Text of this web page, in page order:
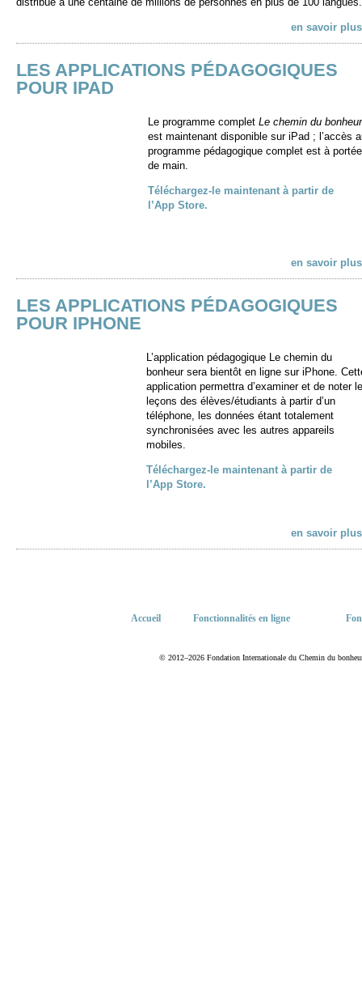
en savoir
LES APPLICATIONS PÉDAGOGIQUES
POUR IPAD
Le programme complet Le chemin du bonheur
est maintenant disponible sur iPad ; l’accès
programme pédagogique complet est à portée
de main.
Téléchargez-le maintenant à partir de
l’App Store.
en savoir
LES APPLICATIONS PÉDAGOGIQUES
POUR IPHONE
L’application pédagogique Le chemin du
bonheur sera bientôt en ligne sur iPhone.
application permettra d’examiner et de noter
leçons des élèves/étudiants à partir d’un
téléphone, les données étant totalement
synchronisées avec les autres appareils
mobiles.
Téléchargez-le maintenant à partir de
l’App Store.
en savoir
Accueil Fonctionnalités en ligne
© 2012–2026 Fondation Internationale du Chemin du